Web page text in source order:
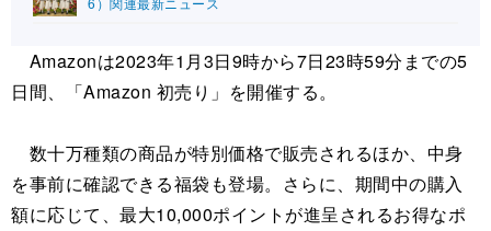
Amazonは2023年1月3日9時から7日23時59分までの5
日間、「Amazon 初売り」を開催する。
数十万種類の商品が特別価格で販売されるほか、中身
を事前に確認できる福袋も登場。さらに、期間中の購入
額に応じて、最大10,000ポイントが進呈されるお得なポ